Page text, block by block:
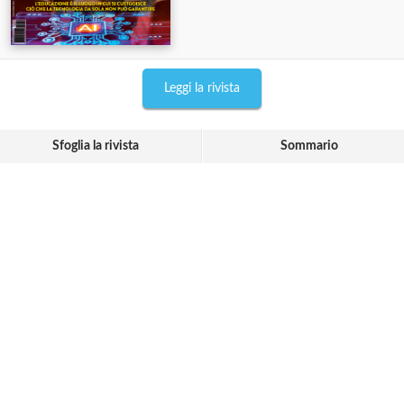
Leggi la rivista
Sfoglia la rivista Sommario